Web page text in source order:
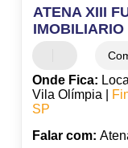
ATENA XIII
IMOBILIARIO
Onde Fica:
Vila Olímpia |
SP
Falar com: